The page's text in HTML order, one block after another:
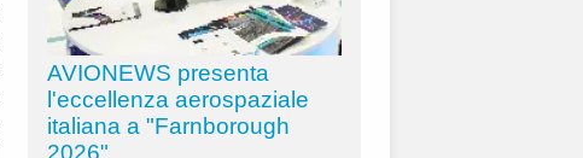
AVIONEWS presenta
l'eccellenza aerospaziale
italiana a "Farnborough
2026"